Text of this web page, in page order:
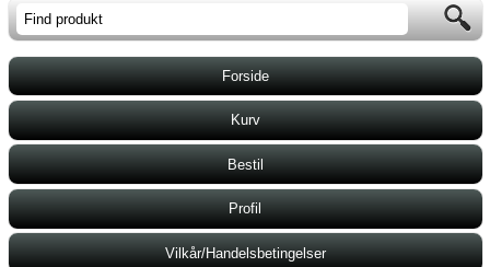
Forside
Kurv
Bestil
Profil
Vilkår/Handelsbetingelser